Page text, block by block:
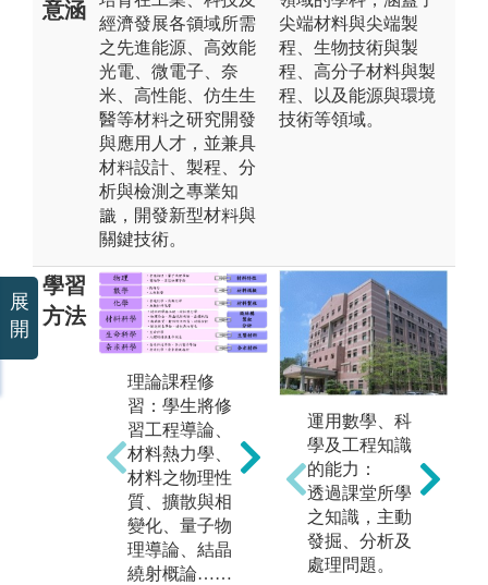
意涵
經濟發展各領域所需
之先進能源、高效能
光電、微電子、奈
米、高性能、仿生生
醫等材料之研究開發
與應用人才，並兼具
材料設計、製程、分
析與檢測之專業知
識，開發新型材料與
關鍵技術。
尖端材料與尖端製
程、生物技術與製
程、高分子材料與製
程、以及能源與環境
技術等領域。
學習
方法
理論課程修
習：學生將修
習工程導論、
材料熱力學、
材料之物理性
質、擴散與相
變化、量子物
理導論、結晶
繞射概論……
專題實作：擬
定一特定題目
（如家庭照護-
智慧電子裝
置）與同儕進
行團隊合作與
實作，除了培
養學生之研究
能力，也增進
運用數學、科
學及工程知識
的能力：
透過課堂所學
之知識，主動
發掘、分析及
處理問題。
展
開